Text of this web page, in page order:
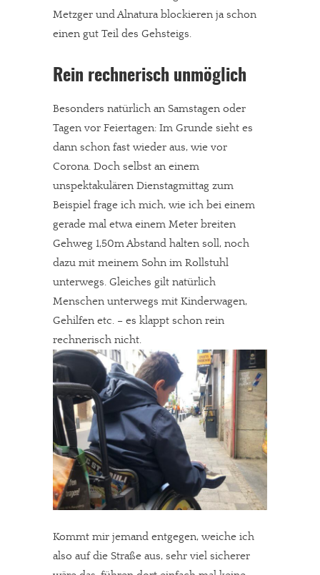
Metzger und Alnatura blockieren ja schon
einen gut Teil des Gehsteigs.
Rein rechnerisch unmöglich
Besonders natürlich an Samstagen oder
Tagen vor Feiertagen: Im Grunde sieht es
dann schon fast wieder aus, wie vor
Corona. Doch selbst an einem
unspektakulären Dienstagmittag zum
Beispiel frage ich mich, wie ich bei einem
gerade mal etwa einem Meter breiten
Gehweg 1,50m Abstand halten soll, noch
dazu mit meinem Sohn im Rollstuhl
unterwegs. Gleiches gilt natürlich
Menschen unterwegs mit Kinderwagen,
Gehilfen etc. – es klappt schon rein
rechnerisch nicht.
Kommt mir jemand entgegen, weiche ich
also auf die Straße aus, sehr viel sicherer